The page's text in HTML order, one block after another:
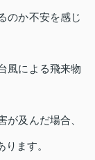
のか不安を感じ
風による飛来物
が及んだ場合、
ます。